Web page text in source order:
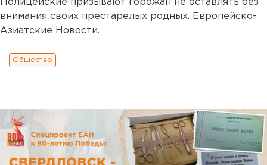
Полицейские призывают горожан не оставлять без
внимания своих престарелых родных. Европейско-
Азиатские Новости.
Общество